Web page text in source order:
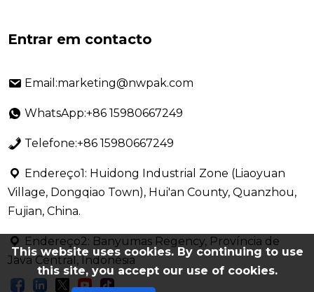
Entrar em contacto
Email:marketing@nwpak.com
WhatsApp:+86 15980667249
Telefone:+86 15980667249
Endereço1: Huidong Industrial Zone (Liaoyuan
Village, Dongqiao Town), Hui'an County, Quanzhou,
Fujian, China.
Endereço2: Banyumas Regency, Província de
Java Central, Indonésia
This website uses cookies. By continuing to use
this site, you accept our use of cookies.